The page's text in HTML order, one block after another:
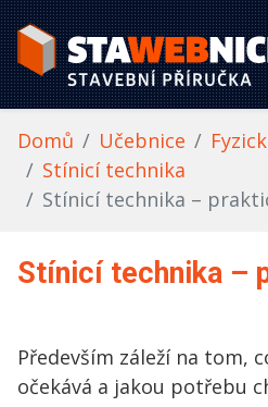
Domů Učebnice
Stínicí technika
Stínicí technika –
Stínicí technika –
Především záleží na tom,
očekává a jakou potřebu